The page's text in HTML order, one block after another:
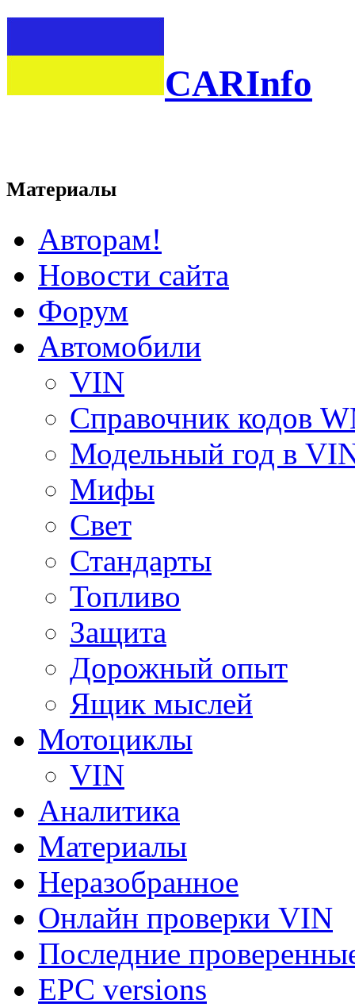
CARInfo
Материалы
Авторам!
Новости сайта
Форум
Автомобили
VIN
Справочник кодов
Модельный год в
Мифы
Свет
Стандарты
Топливо
Защита
Дорожный опыт
Ящик мыслей
Мотоциклы
VIN
Аналитика
Материалы
Неразобранное
Онлайн проверки VIN
Последние
EPC versions